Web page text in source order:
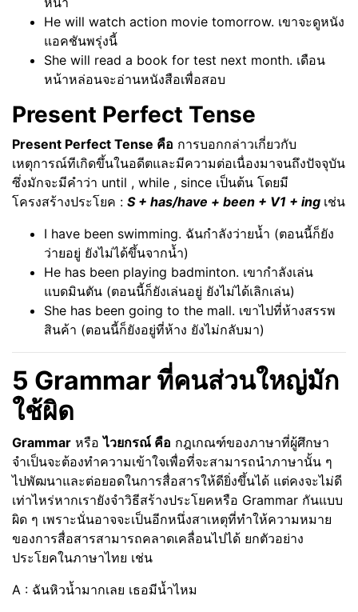
He will watch action movie tomorrow. เขาจะดูหนัง
แอคชันพรุ่งนี้
She will read a book for test next month. เดือน
หน้าหล่อนจะอ่านหนังสือเพื่อสอบ
Present Perfect Tense
Present Perfect Tense คือ การบอกกล่าวเกี่ยวกับ
เหตุการณ์ทีเกิดขึ้นในอดีตและมีความต่อเนื่องมาจนถึงปัจจุบัน
ซึ่งมักจะมีคำว่า until , while , since เป็นต้น โดยมี
โครงสร้างประโยค : S + has/have + been + V1 + ing เช่น
I have been swimming. ฉันกำลังว่ายน้ำ (ตอนนี้ก็ยัง
ว่ายอยู่ ยังไม่ได้ขึ้นจากน้ำ)
He has been playing badminton. เขากำลังเล่น
แบดมินตัน (ตอนนี้ก็ยังเล่นอยู่ ยังไม่ได้เลิกเล่น)
She has been going to the mall. เขาไปที่ห้างสรรพ
สินค้า (ตอนนี้ก็ยังอยู่ที่ห้าง ยังไม่กลับมา)
5 Grammar ที่คนส่วนใหญ่มัก
ใช้ผิด
Grammar หรือไวยกรณ์ คือ กฎเกณฑ์ของภาษาที่ผู้ศึกษา
จำเป็นจะต้องทำความเข้าใจเพื่อที่จะสามารถนำภาษานั้น ๆ
ไปพัฒนาและต่อยอดในการสื่อสารให้ดียิ่งขึ้นได้ แต่คงจะไม่ดี
เท่าไหร่หากเรายังจำวิธีสร้างประโยคหรือ Grammar กันแบบ
ผิด ๆ เพราะนั่นอาจจะเป็นอีกหนึ่งสาเหตุที่ทำให้ความหมาย
ของการสื่อสารสามารถคลาดเคลื่อนไปได้ ยกตัวอย่าง
ประโยคในภาษาไทย เช่น
A : ฉันหิวน้ำมากเลย เธอมีน้ำไหม